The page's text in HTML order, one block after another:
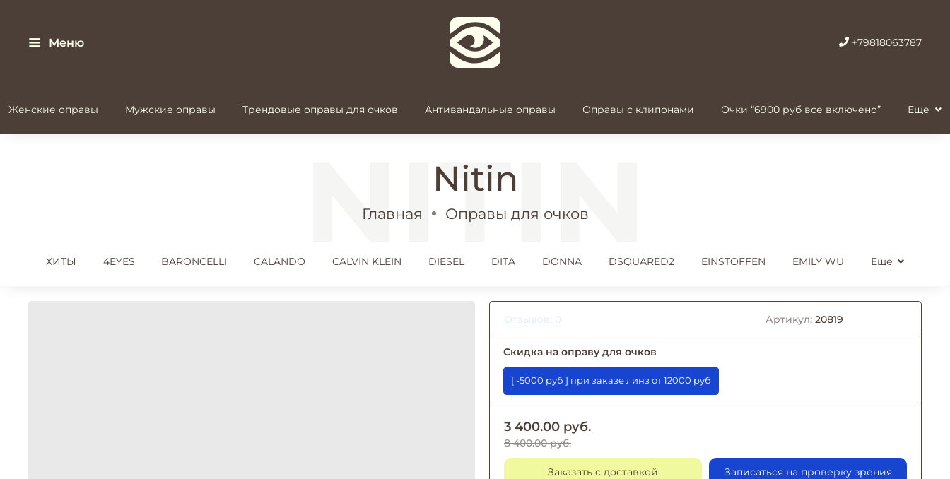
Меню +79818063787
Женские оправы Мужские оправы Трендовые оправы для очков Антивандальные оправы Оправы с клипонами Очки “6900 руб все включено” Еще
Nitin
Главная Оправы для очков
ХИТЫ 4EYES BARONCELLI CALANDO CALVIN KLEIN DIESEL DITA DONNA DSQUARED2 EINSTOFFEN EMILY WU Еще
Отзывов: 0 Артикул: 20819
Скидка на оправу для очков
[ -5000 руб ] при заказе линз от 12000 руб
3 400.00 руб.
8 400.00 руб.
Заказать с доставкой Записаться на проверку зрения